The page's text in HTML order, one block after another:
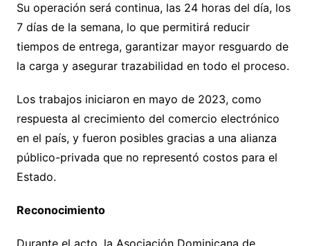
Su operación será continua, las 24 horas del día, los
7 días de la semana, lo que permitirá reducir
tiempos de entrega, garantizar mayor resguardo de
la carga y asegurar trazabilidad en todo el proceso.
Los trabajos iniciaron en mayo de 2023, como
respuesta al crecimiento del comercio electrónico
en el país, y fueron posibles gracias a una alianza
público-privada que no representó costos para el
Estado.
Reconocimiento